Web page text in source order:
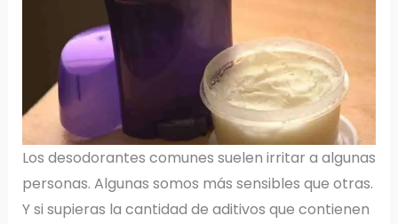
Los desodorantes comunes suelen irritar a algunas
personas. Algunas somos más sensibles que otras.
Y si supieras la cantidad de aditivos que contienen